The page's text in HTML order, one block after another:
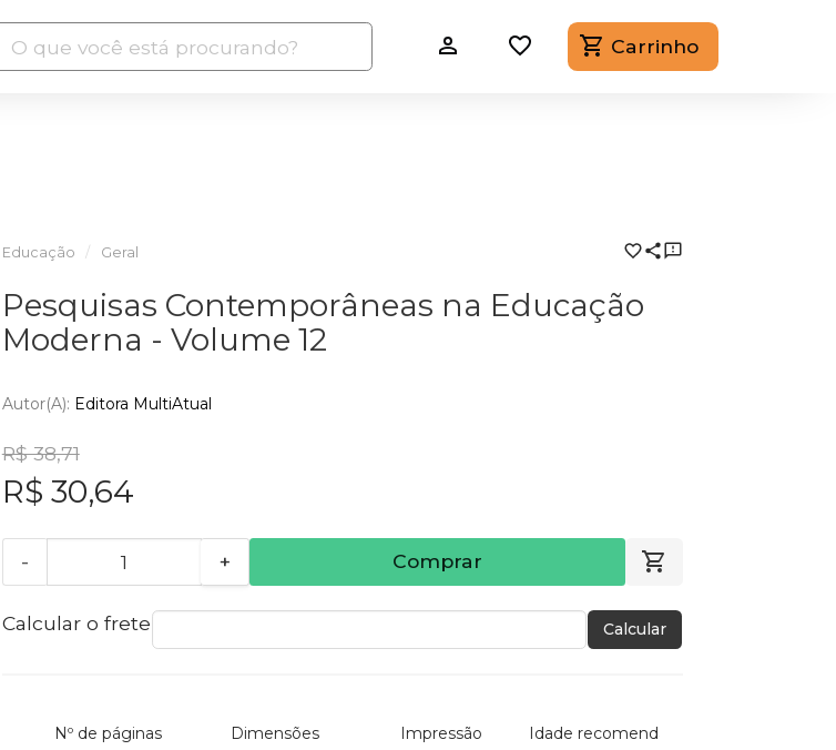
Carrinho
Educação Geral
Pesquisas Contemporâneas na Educação
Moderna - Volume 12
Autor(a): Editora MultiAtual
R$ 38,71
R$ 30,64
- + Comprar
Calcular o frete Calcular
Nº de páginas Dimensões Impressão Idade recomendada